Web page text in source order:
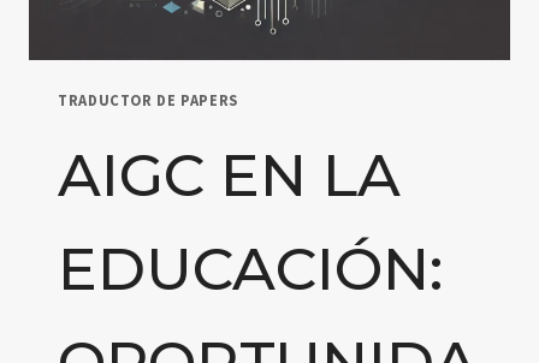
TRADUCTOR DE PAPERS
AIGC EN LA
EDUCACIÓN: